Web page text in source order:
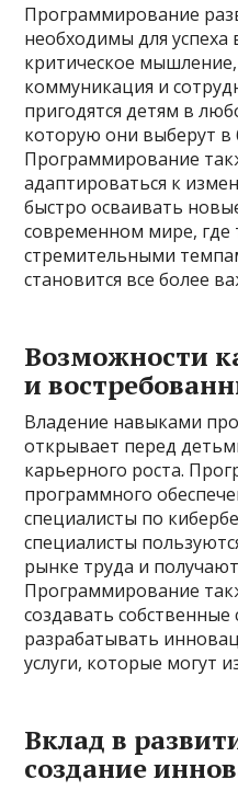
Программирование
необходимы для успеха
критическое
коммуникация и
пригодятся детям в
которую они выберут в
Программирование
адаптироваться к
быстро осваивать
современном мире, где
стремительными
становится все более
Возможности
и
Владение навыками
открывает перед
карьерного роста.
программного
специалисты по
специалисты
рынке труда и
Программирование
создавать собственные
разрабатывать
услуги, которые могут
Вклад в
создание